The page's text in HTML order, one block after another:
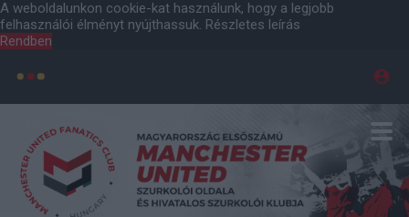
A weboldalunkon cookie-kat használunk, hogy a legjobb
felhasználói élményt nyújthassuk. Részletes leírás
Rendben